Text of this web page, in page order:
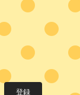
登録